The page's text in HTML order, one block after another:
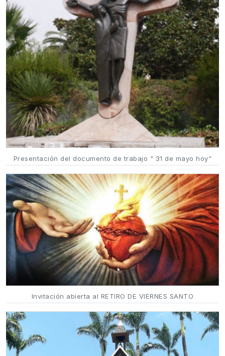
Presentación del documento de trabajo " 31 de mayo hoy"
Invitación abierta al RETIRO DE VIERNES SANTO